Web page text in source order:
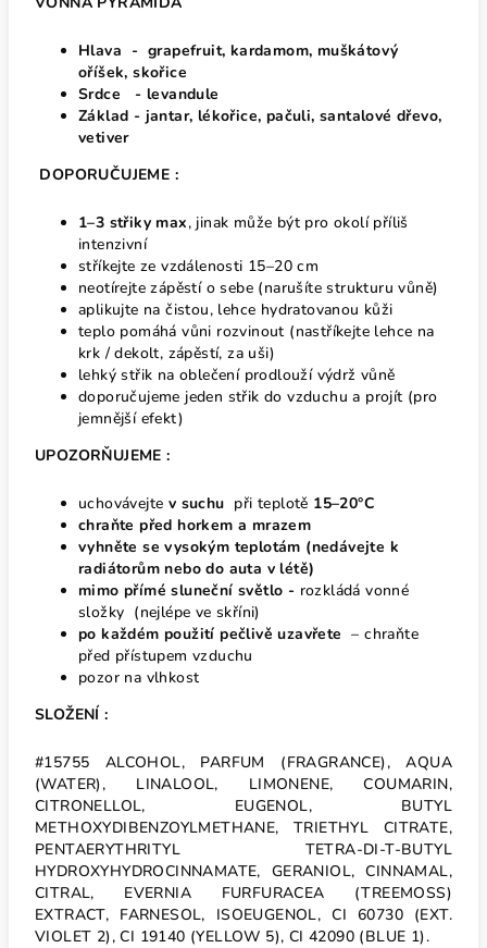
Hlava - grapefruit, kardamom, muškátový
oříšek, skořice
Srdce - levandule
Základ - jantar, lékořice, pačuli, santalové dřevo,
vetiver
DOPORUČUJEME :
1–3 střiky max, jinak může být pro okolí příliš
intenzivní
stříkejte ze vzdálenosti 15–20 cm
neotírejte zápěstí o sebe (narušíte strukturu vůně)
aplikujte na čistou, lehce hydratovanou kůži
teplo pomáhá vůni rozvinout (nastříkejte lehce na
krk / dekolt, zápěstí, za uši)
lehký střik na oblečení prodlouží výdrž vůně
doporučujeme jeden střik do vzduchu a projít (pro
jemnější efekt)
UPOZORŇUJEME :
uchovávejte v suchu při teplotě 15–20°C
chraňte před horkem a mrazem
vyhněte se vysokým teplotám (nedávejte k
radiátorům nebo do auta v létě)
mimo přímé sluneční světlo - rozkládá vonné
složky (nejlépe ve skříni)
po každém použití pečlivě uzavřete – chraňte
před přístupem vzduchu
pozor na vlhkost
SLOŽENÍ :
#15755 ALCOHOL, PARFUM (FRAGRANCE), AQUA
(WATER), LINALOOL, LIMONENE, COUMARIN,
CITRONELLOL, EUGENOL, BUTYL
METHOXYDIBENZOYLMETHANE, TRIETHYL CITRATE,
PENTAERYTHRITYL TETRA-DI-T-BUTYL
HYDROXYHYDROCINNAMATE, GERANIOL, CINNAMAL,
CITRAL, EVERNIA FURFURACEA (TREEMOSS)
EXTRACT, FARNESOL, ISOEUGENOL, CI 60730 (EXT.
VIOLET 2), CI 19140 (YELLOW 5), CI 42090 (BLUE 1).